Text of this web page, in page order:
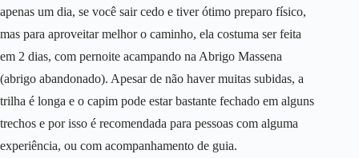
apenas um dia, se você sair cedo e tiver ótimo preparo físico,
mas para aproveitar melhor o caminho, ela costuma ser feita
em 2 dias, com pernoite acampando na Abrigo Massena
(abrigo abandonado). Apesar de não haver muitas subidas, a
trilha é longa e o capim pode estar bastante fechado em alguns
trechos e por isso é recomendada para pessoas com alguma
experiência, ou com acompanhamento de guia.